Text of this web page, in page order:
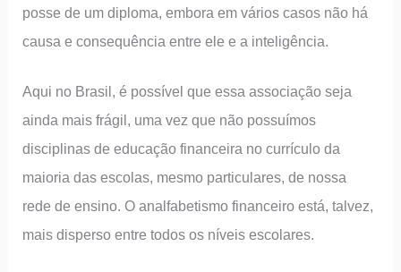
posse de um diploma, embora em vários casos não há
causa e consequência entre ele e a inteligência.
Aqui no Brasil, é possível que essa associação seja
ainda mais frágil, uma vez que não possuímos
disciplinas de educação financeira no currículo da
maioria das escolas, mesmo particulares, de nossa
rede de ensino. O analfabetismo financeiro está, talvez,
mais disperso entre todos os níveis escolares.